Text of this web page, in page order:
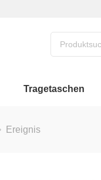
Tragetaschen
Ereignis